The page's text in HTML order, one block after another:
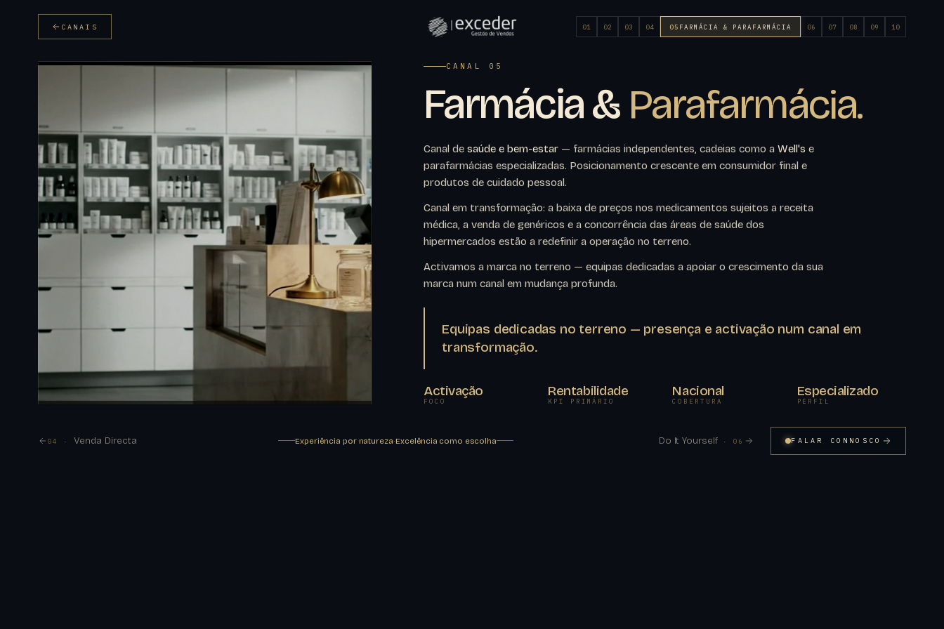
CANAIS 01 02 03 04 05 FARMÁCIA & PARAFARMÁCIA 06 07 08 09 10
CANAL 05
Farmácia & Parafarmácia.
Canal desaúde e bem-estar — farmácias independentes, cadeias como aWell's e
parafarmácias especializadas. Posicionamento crescente em consumidor final e
produtos de cuidado pessoal.
Canal em transformação: a baixa de preços nos medicamentos sujeitos a receita
médica, a venda de genéricos e a concorrência das áreas de saúde dos
hipermercados estão a redefinir a operação no terreno.
Activamos a marca no terreno — equipas dedicadas a apoiar o crescimento da sua
marca num canal em mudança profunda.
Equipas dedicadas no terreno — presença e activação num canal em
transformação.
Activação
FOCO
Rentabilidade
KPI PRIMÁRIO
Nacional
COBERTURA
Especializado
PERFIL
04 · Venda Directa Experiência por natureza·Excelência como escolha Do It Yourself · 06 FALAR CONNOSCO